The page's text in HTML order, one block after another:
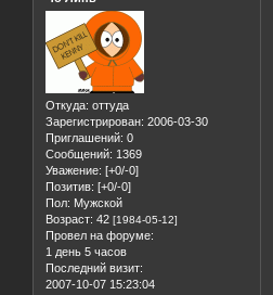
Откуда: оттуда
Зарегистрирован: 2006-03-30
Приглашений: 0
Сообщений: 1369
Уважение: [+0/-0]
Позитив: [+0/-0]
Пол: Мужской
Возраст: 42 [1984-05-12]
Провел на форуме:
1 день 5 часов
Последний визит:
2007-10-07 15:23:04